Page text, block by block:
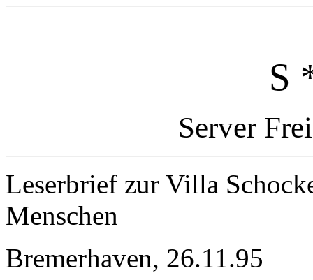
S
Server
Leserbrief zur Villa
Menschen
Bremerhaven, 26.11.95